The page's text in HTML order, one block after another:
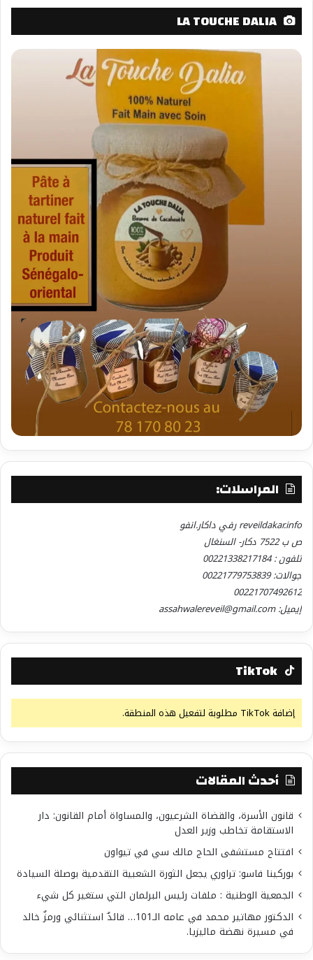
LA TOUCHE DALIA
المراسلات:
reveildakar.info رفي داكار.انفو
ص ب 7522 دكار- السنغال
تلفون : 00221338217184
جوالات: 00221779753839
00221707492612
إيميل: assahwalereveil@gmail.com
TikTok
إضافة TikTok مطلوبة لتفعيل هذه المنطقة.
أحدث المقالات
قانون الأسرة، والقضاة الشرعيون، والمساواة أمام القانون: دار
الاستقامة تخاطب وزير العدل
افتتاح مستشفى الحاج مالك سي في تيواون
بوركينا فاسو: تراوري يجعل الثورة الشعبية التقدمية بوصلة السيادة
الجمعية الوطنية : ملفات رئيس البرلمان التي ستغير كل شيء
الدكتور مهاتير محمد في عامه الـ101… قائدٌ استثنائي ورمزٌ خالد
في مسيرة نهضة ماليزيا.